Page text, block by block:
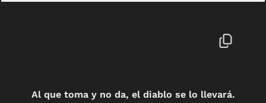
Al que toma y no da, el diablo se lo llevará.